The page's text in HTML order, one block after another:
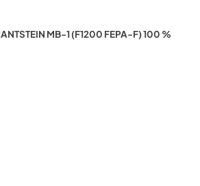
MB-1 (F1200 FEPA-F) 100 %